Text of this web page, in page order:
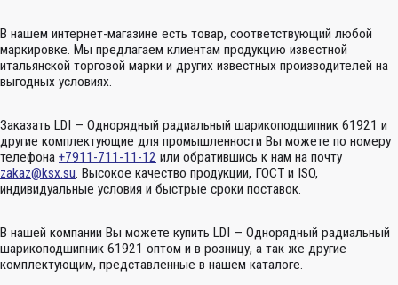
В нашем интернет-магазине есть товар, соответствующий любой
маркировке. Мы предлагаем клиентам продукцию известной
итальянской торговой марки и других известных производителей на
выгодных условиях.
Заказать LDI — Однорядный радиальный шарикоподшипник 61921 и
другие комплектующие для промышленности Вы можете по номеру
телефона +7911-711-11-12 или обратившись к нам на почту
zakaz@ksx.su. Высокое качество продукции, ГОСТ и ISO,
индивидуальные условия и быстрые сроки поставок.
В нашей компании Вы можете купить LDI — Однорядный радиальный
шарикоподшипник 61921 оптом и в розницу, а так же другие
комплектующим, представленные в нашем каталоге.